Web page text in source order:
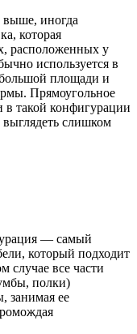
иногда
которая
расположенных у
используется в
площади и
Прямоугольное
такой конфигурации
выглядеть слишком
— самый
который подходит
случае все части
полки)
занимая ее